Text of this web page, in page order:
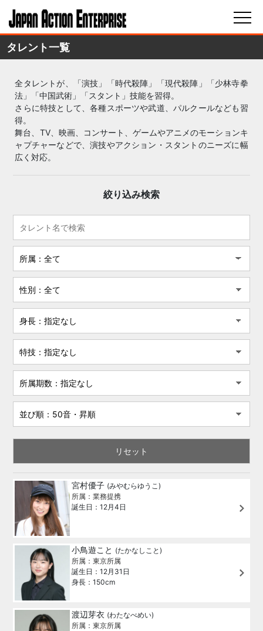
タレント一覧
全タレントが、「演技」「時代殺陣」「現代殺陣」「少林寺拳
法」「中国武術」「スタント」技能を習得。
さらに特技として、各種スポーツや武道、パルクールなども習
得。
舞台、TV、映画、コンサート、ゲームやアニメのモーションキ
ャプチャーなどで、演技やアクション・スタントのニーズに幅
広く対応。
絞り込み検索
宮村優子 (みやむらゆうこ)
所属：業務提携
誕生日：12月4日
小鳥遊こと (たかなしこと)
所属：東京所属
誕生日：12月31日
身長：150cm
渡辺芽衣 (わたなべめい)
所属：東京所属